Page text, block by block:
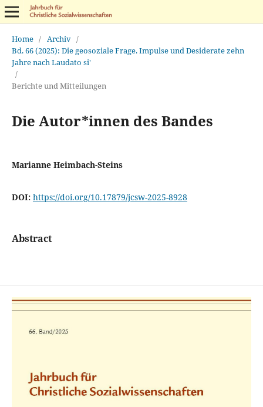
Home / Archiv /
Bd. 66 (2025): Die geosoziale Frage. Impulse und Desiderate zehn
Jahre nach Laudato si'
/
Berichte und Mitteilungen
Die Autor*innen des Bandes
Marianne Heimbach-Steins
DOI: https://doi.org/10.17879/jcsw-2025-8928
Abstract